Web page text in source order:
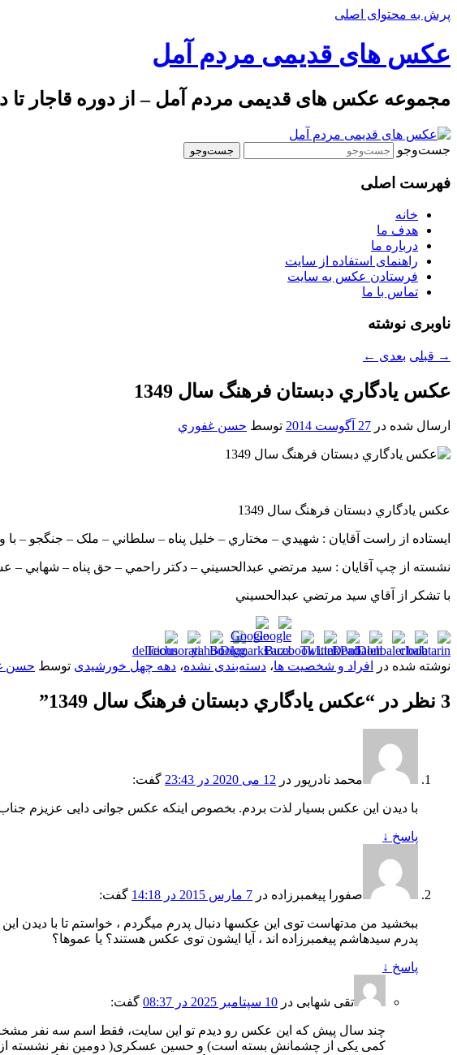
پرش به محتوای اصلی
عکس های قدیمی مردم آمل
مجموعه عکس های قدیمی مردم آمل – از دوره قاجار تا
جست‌وجو
فهرست اصلی
خانه
هدف ما
درباره ما
راهنمای استفاده از سایت
فرستادن عکس به سایت
تماس با ما
ناوبری نوشته
→ قبلی بعدی ←
عکس يادگاري دبستان فرهنگ سال 1349
ارسال شده در 27 آگوست 2014 توسط حسن غفوري
عکس يادگاري دبستان فرهنگ سال 1349
ايستاده از راست آقايان : شهيدي – مختاري – خليل پناه – سلطاني – ملک – جنگجو – با
نشسته از چپ آقايان : سيد مرتضي عبدالحسيني – دکتر راحمي – حق پناه – شهابي –
با تشکر از آقاي سيد مرتضي عبدالحسيني
نوشته شده در افراد و شخصیت ها، دسته‌بندی نشده، دهه چهل خورشیدی توسط حسن
3 نظر در “ عکس يادگاري دبستان فرهنگ سال 1349 ”
محمد نادرپور در 12 می 2020 در 23:43 گفت:
با دیدن این عکس بسیار لذت بردم. بخصوص اینکه عکس جوانی دایی عزیزم
پاسخ ↓
صفورا پیغمبرزاده در 7 مارس 2015 در 14:18 گفت:
ببخشید من مدتهاست توی این عکسها دنبال پدرم میگردم ، خواستم تا با دیدن
پدرم سیدهاشم پیغمبرزاده اند ، آیا ایشون توی عکس هستند؟ یا عموها؟
پاسخ ↓
تقی شهابی در 10 سپتامبر 2025 در 08:37 گفت:
چند سال پیش که این عکس رو دیدم تو این سایت، فقط اسم سه نفر
کمی یکی از چشمانش بسته است) و حسین عسکری( دومین نفر نشسته